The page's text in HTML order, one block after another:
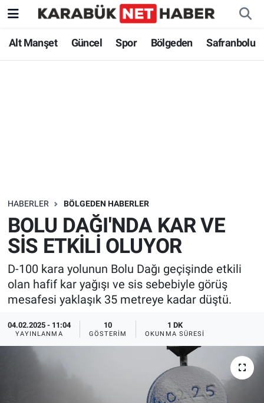
Alt Manşet Güncel Spor Bölgeden Safranbolu
HABERLER BÖLGEDEN HABERLER
BOLU DAĞI'NDA KAR VE
SİS ETKİLİ OLUYOR
D-100 kara yolunun Bolu Dağı geçişinde etkili
olan hafif kar yağışı ve sis sebebiyle görüş
mesafesi yaklaşık 35 metreye kadar düştü.
04.02.2025 - 11:04
YAYINLANMA
10
GÖSTERIM
1 DK
OKUNMA SÜRESI